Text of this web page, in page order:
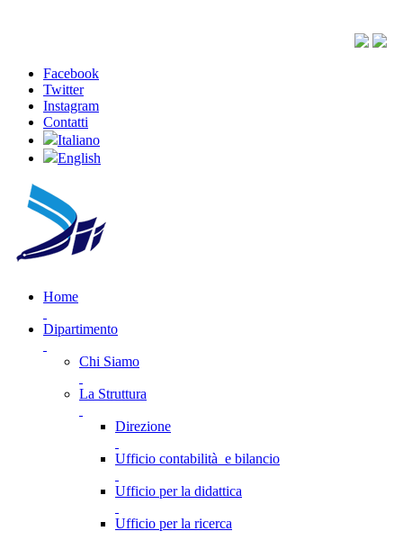
Facebook
Twitter
Instagram
Contatti
Italiano
English
Home
Dipartimento
Chi Siamo
La Struttura
Direzione
Ufficio contabilità e bilancio
Ufficio per la didattica
Ufficio per la ricerca